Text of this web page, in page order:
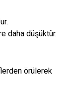
daha düşüktür.
örülerek